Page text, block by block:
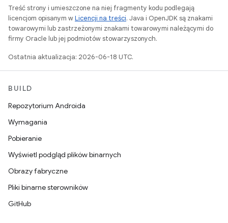
Treść strony i umieszczone na niej fragmenty kodu podlegają
licencjom opisanym wLicencji na treści. Java i OpenJDK są znakami
towarowymi lub zastrzeżonymi znakami towarowymi należącymi do
firmy Oracle lub jej podmiotów stowarzyszonych.
Ostatnia aktualizacja: 2026-06-18 UTC.
BUILD
Repozytorium Androida
Wymagania
Pobieranie
Wyświetl podgląd plików binarnych
Obrazy fabryczne
Pliki binarne sterowników
GitHub